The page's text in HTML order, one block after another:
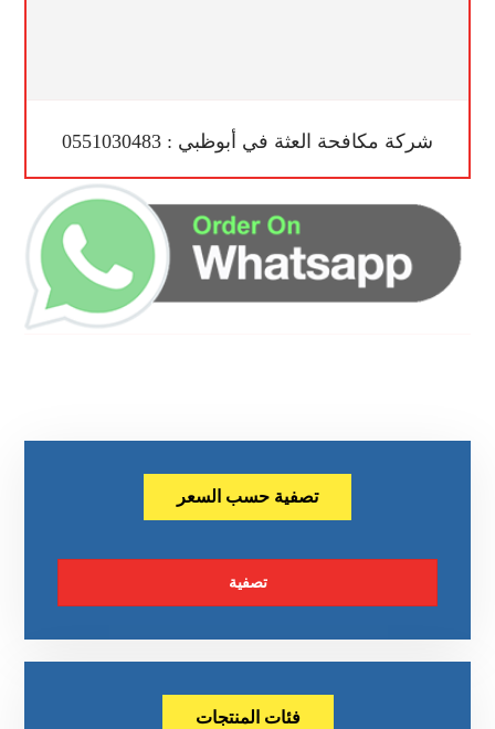
شركة مكافحة العثة في أبوظبي : 0551030483
تصفية حسب السعر
تصفية
فئات المنتجات